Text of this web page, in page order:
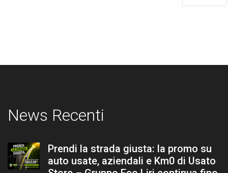
News Recenti
Prendi la strada giusta: la promo su
auto usate, aziendali e Km0 di Usato